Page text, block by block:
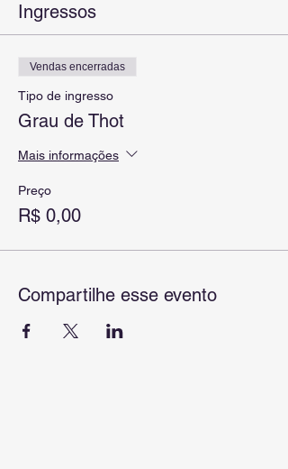
Ingressos
Vendas encerradas
Tipo de ingresso
Grau de Thot
Mais informações
Preço
R$ 0,00
Compartilhe esse evento